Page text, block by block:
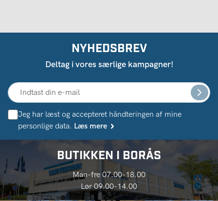
NYHEDSBREV
Deltag i vores særlige kampagner!
Jeg har læst og accepteret håndteringen af ​​mine
personlige data. Læs mere
BUTIKKEN I BORÅS
Man-fre 07.00-18.00
Lør 09.00-14.00